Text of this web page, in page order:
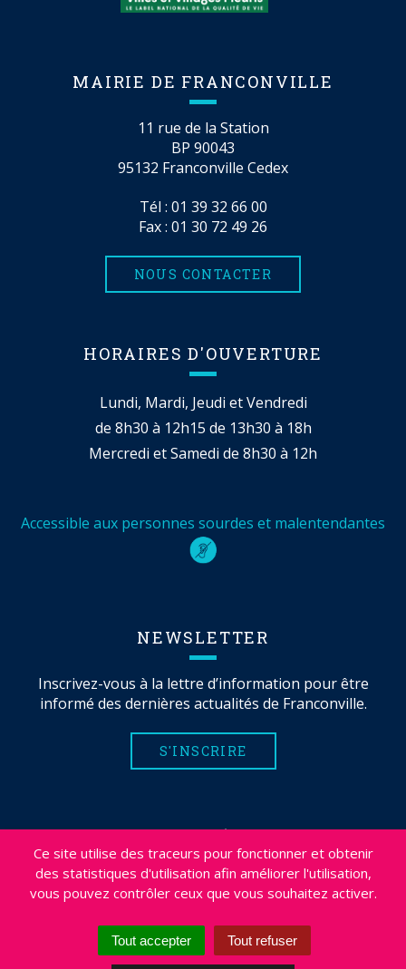
Ce site utilise des traceurs pour fonctionner et obtenir
des statistiques d'utilisation afin améliorer l'utilisation,
vous pouvez contrôler ceux que vous souhaitez activer.
Tout accepter Tout refuser
MAIRIE DE FRANCONVILLE
11 rue de la Station
BP 90043
95132 Franconville Cedex
Tél : 01 39 32 66 00
Fax : 01 30 72 49 26
NOUS CONTACTER
HORAIRES D'OUVERTURE
Lundi, Mardi, Jeudi et Vendredi
de 8h30 à 12h15 de 13h30 à 18h
Mercredi et Samedi de 8h30 à 12h
Accessible aux personnes sourdes et malentendantes
NEWSLETTER
Inscrivez-vous à la lettre d’information pour être
informé des dernières actualités de Franconville.
S'INSCRIRE
MENTIONS LÉGALES
PLAN DU SITE
CRÉDITS
PROJETS
DÉSABONNEMENT NEWSLETTER
ACCESSIBILITÉ : NON CONFORME